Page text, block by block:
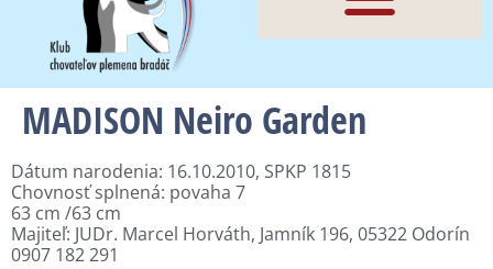
MADISON Neiro Garden
Dátum narodenia: 16.10.2010, SPKP 1815
Chovnosť splnená: povaha 7
63 cm /63 cm
Majiteľ: JUDr. Marcel Horváth, Jamník 196, 05322 Odorín
0907 182 291